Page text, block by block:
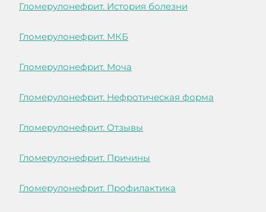
Гломерулонефрит. История болезни
Гломерулонефрит. МКБ
Гломерулонефрит. Моча
Гломерулонефрит. Нефротическая форма
Гломерулонефрит. Отзывы
Гломерулонефрит. Причины
Гломерулонефрит. Профилактика